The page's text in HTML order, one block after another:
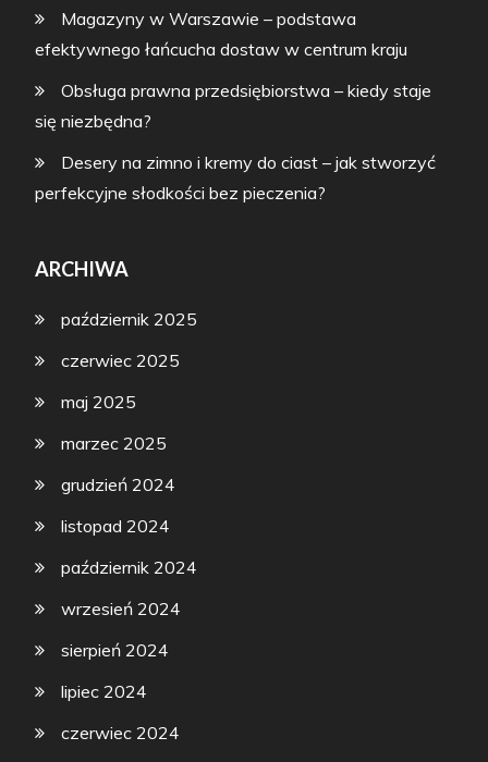
Magazyny w Warszawie – podstawa
efektywnego łańcucha dostaw w centrum kraju
Obsługa prawna przedsiębiorstwa – kiedy staje
się niezbędna?
Desery na zimno i kremy do ciast – jak stworzyć
perfekcyjne słodkości bez pieczenia?
ARCHIWA
październik 2025
czerwiec 2025
maj 2025
marzec 2025
grudzień 2024
listopad 2024
październik 2024
wrzesień 2024
sierpień 2024
lipiec 2024
czerwiec 2024